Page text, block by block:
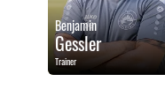
Benjamin
Gessler
Trainer